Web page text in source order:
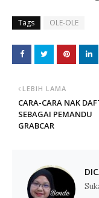
Tags OLE-OLE
LEBIH LAMA
CARA-CARA NAK
SEBAGAI PEMANDU
GRABCAR